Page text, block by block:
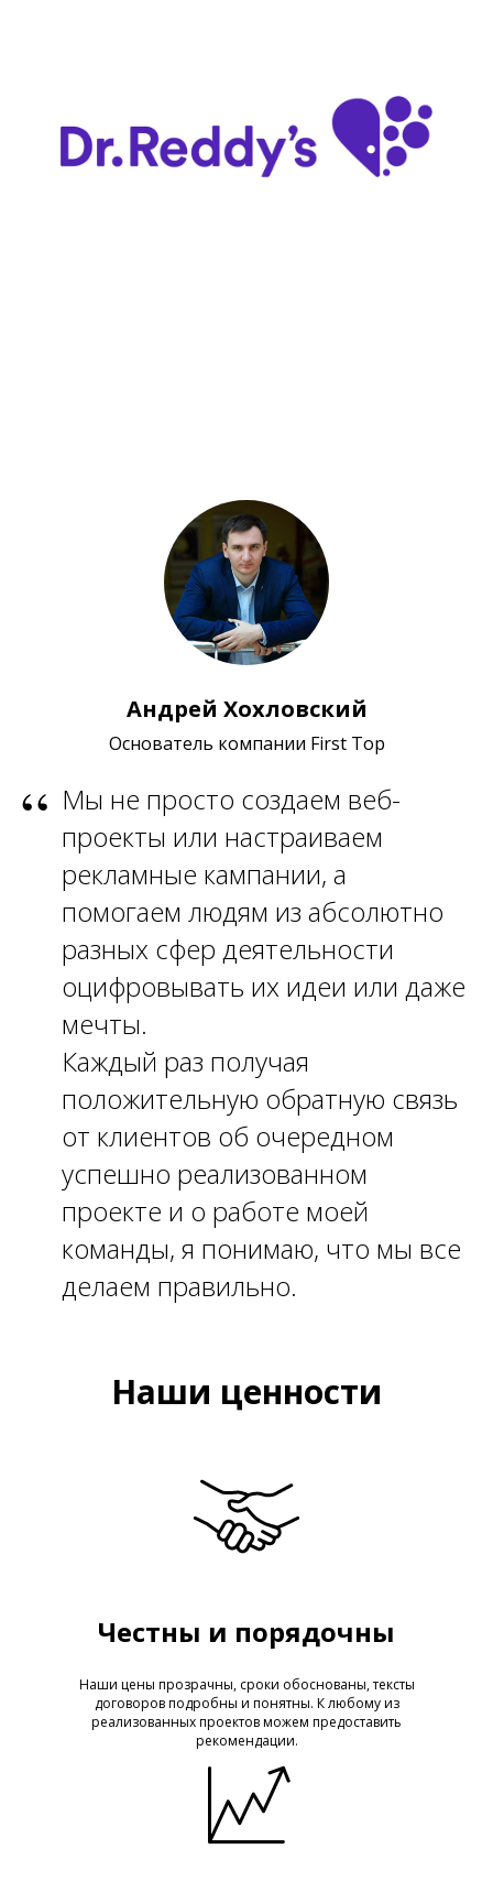
Андрей Хохловский
Основатель компании First Top
“ Мы не просто создаем веб-
проекты или настраиваем
рекламные кампании, а
помогаем людям из абсолютно
разных сфер деятельности
оцифровывать их идеи или даже
мечты.
Каждый раз получая
положительную обратную связь
от клиентов об очередном
успешно реализованном
проекте и о работе моей
команды, я понимаю, что мы все
делаем правильно.
Наши ценности
Честны и порядочны
Наши цены прозрачны, сроки обоснованы, тексты
договоров подробны и понятны. К любому из
реализованных проектов можем предоставить
рекомендации.